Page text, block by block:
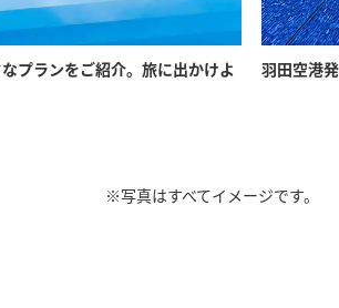
プランをご紹介。旅に出かけよ
羽田空港
※写真はすべてイメージです。